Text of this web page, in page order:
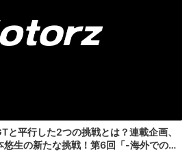
と平行した2つの挑戦とは？連載企画、
悠生の新たな挑戦！第6回「-海外での…